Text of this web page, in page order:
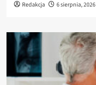
Redakcja 6 sierpnia, 2026